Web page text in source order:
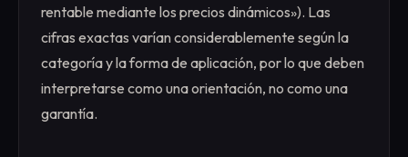
rentable mediante los precios dinámicos»). Las
cifras exactas varían considerablemente según la
categoría y la forma de aplicación, por lo que deben
interpretarse como una orientación, no como una
garantía.